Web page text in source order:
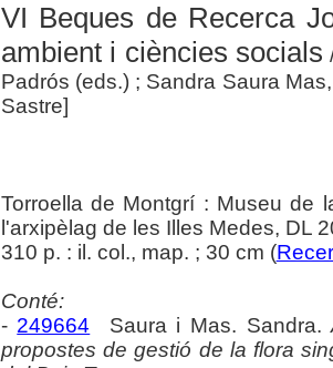
VI Beques de Recerca
ambient i ciències socials
Padrós (eds.) ; Sandra Saura
Sastre]
Torroella de Montgrí : Museu de
l'arxipèlag de les Illes Medes, DL
310 p. : il. col., map. ; 30 cm (
Conté:
- 249664 Saura i Mas. Sandra.
propostes de gestió de la flora